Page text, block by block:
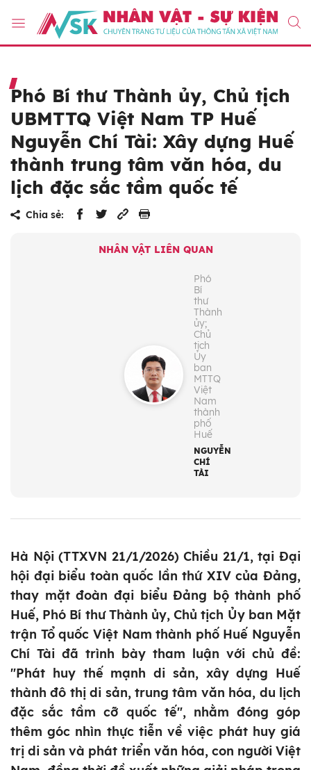
Phó Bí thư Thành ủy, Chủ tịch
UBMTTQ Việt Nam TP Huế
Nguyễn Chí Tài: Xây dựng Huế
thành trung tâm văn hóa, du
lịch đặc sắc tầm quốc tế
Chia sẻ:
NHÂN VẬT LIÊN QUAN
Phó
Bí
thư
Thành
ủy;
Chủ
tịch
Ủy
ban
MTTQ
Việt
Nam
thành
phố
Huế
NGUYỄN
CHÍ
TÀI
Hà Nội (TTXVN 21/1/2026) Chiều 21/1, tại Đại
hội đại biểu toàn quốc lần thứ XIV của Đảng,
thay mặt đoàn đại biểu Đảng bộ thành phố
Huế, Phó Bí thư Thành ủy, Chủ tịch Ủy ban Mặt
trận Tổ quốc Việt Nam thành phố Huế Nguyễn
Chí Tài đã trình bày tham luận với chủ đề:
"Phát huy thế mạnh di sản, xây dựng Huế
thành đô thị di sản, trung tâm văn hóa, du lịch
đặc sắc tầm cỡ quốc tế", nhằm đóng góp
thêm góc nhìn thực tiễn về việc phát huy giá
trị di sản và phát triển văn hóa, con người Việt